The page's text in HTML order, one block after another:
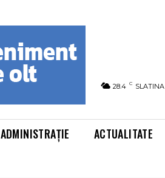
28.4 C SLATINA
ADMINISTRAȚIE ACTUALITATE